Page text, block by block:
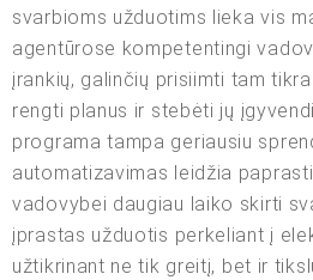
svarbioms užduotims lieka vis
agentūrose kompetentingi
įrankių, galinčių prisiimti tam
rengti planus ir stebėti jų
programa tampa geriausiu
automatizavimas leidžia
vadovybei daugiau laiko skirti
įprastas užduotis perkeliant į
užtikrinant ne tik greitį, bet ir